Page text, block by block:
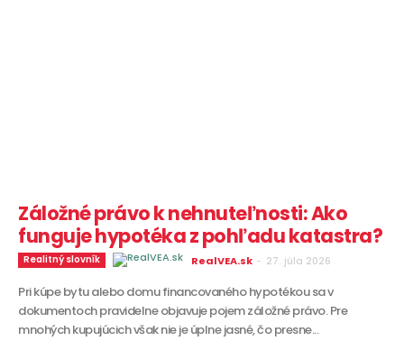
Záložné právo k nehnuteľnosti: Ako
funguje hypotéka z pohľadu katastra?
Realitný slovník RealVEA.sk - 27. júla 2026
Pri kúpe bytu alebo domu financovaného hypotékou sa v
dokumentoch pravidelne objavuje pojem záložné právo. Pre
mnohých kupujúcich však nie je úplne jasné, čo presne...